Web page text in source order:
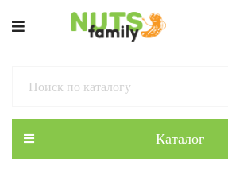
Каталог